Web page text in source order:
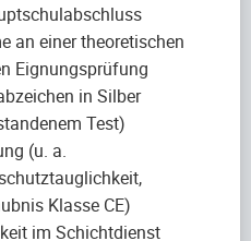
an einer theoretischen
Eignungsprüfung
in Silber
Test)
(u. a.
Klasse CE)
im Schichtdienst